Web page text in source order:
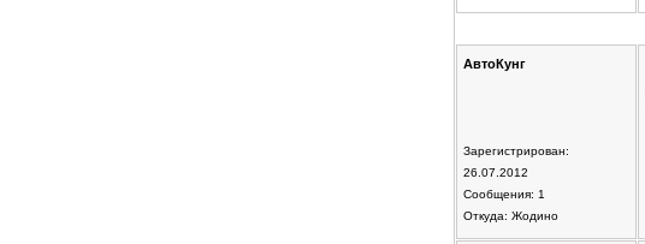
АвтоКунг
Зарегистрирован:
26.07.2012
Сообщения: 1
Откуда: Жодино